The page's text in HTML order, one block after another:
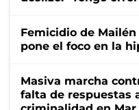
Femicidio de
pone el foco en la
Masiva marcha
falta de respuestas